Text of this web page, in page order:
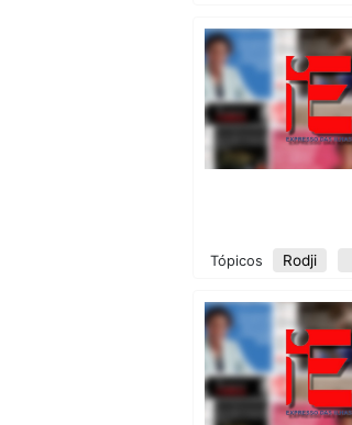
Tópicos Rodji